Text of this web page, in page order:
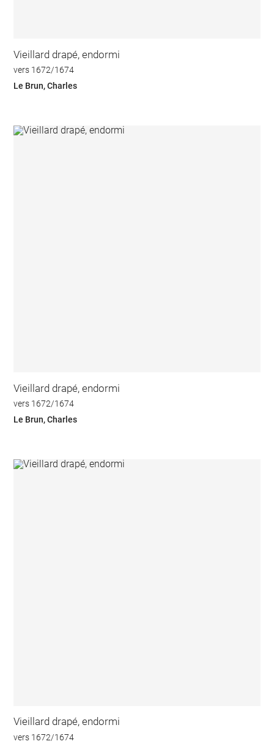
Vieillard drapé, endormi
vers 1672/1674
Le Brun, Charles
Vieillard drapé, endormi
vers 1672/1674
Le Brun, Charles
Vieillard drapé, endormi
vers 1672/1674